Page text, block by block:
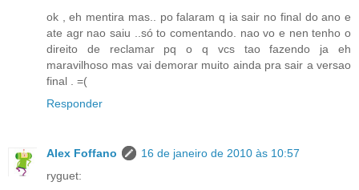
ok , eh mentira mas.. po falaram q ia sair no final do ano e
ate agr nao saiu ..só to comentando. nao vo e nen tenho o
direito de reclamar pq o q vcs tao fazendo ja eh
maravilhoso mas vai demorar muito ainda pra sair a versao
final . =(
Responder
Alex Foffano
16 de janeiro de 2010 às 10:57
ryguet: